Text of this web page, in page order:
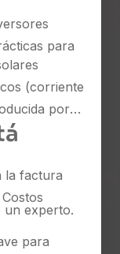
para
(corriente
por
la factura
Costos
para
un experto.